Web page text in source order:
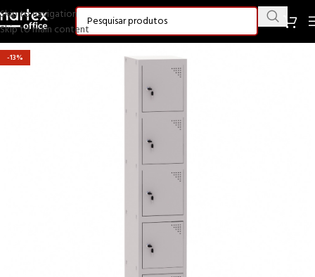
Skip to navigation
Skip to main content
-13%